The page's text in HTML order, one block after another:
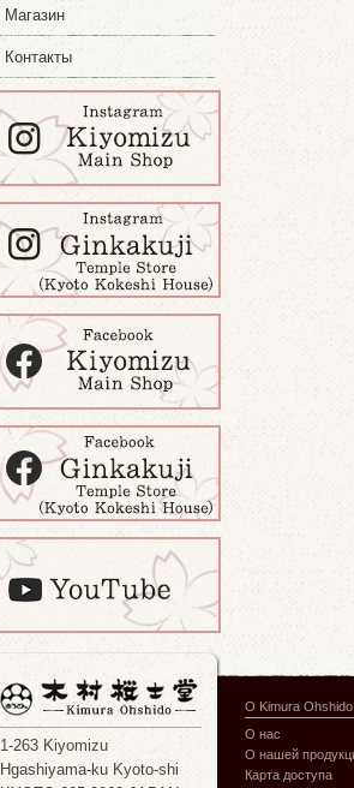
Магазин
Контакты
1-263 Kiyomizu
Hgashiyama-ku Kyoto-shi
О Kimura Ohshido
О нас
О нашей
Карта доступа